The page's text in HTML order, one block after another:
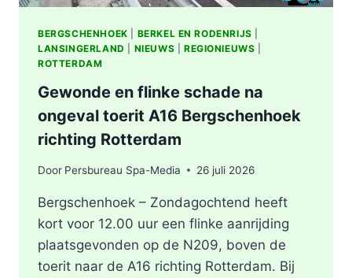
BERGSCHENHOEK BERKEL EN RODENRIJS
LANSINGERLAND
NIEUWS REGIONIEUWS
ROTTERDAM
Gewonde en flinke schade na
ongeval toerit A16 Bergschenhoek
richting Rotterdam
Door Persbureau Spa-Media 26 juli 2026
Bergschenhoek – Zondagochtend heeft
kort voor 12.00 uur een flinke aanrijding
plaatsgevonden op de N209, boven de
toerit naar de A16 richting Rotterdam. Bij